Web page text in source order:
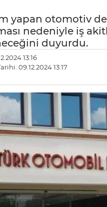
yapan otomotiv
nedeniyle iş
duyurdu.
13:16
09.12.2024 13:17